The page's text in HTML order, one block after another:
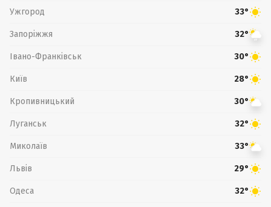
Ужгород 33°
Запоріжжя 32°
Івано-Франківськ 30°
Київ 28°
Кропивницький 30°
Луганськ 32°
Миколаїв 33°
Львів 29°
Одеса 32°